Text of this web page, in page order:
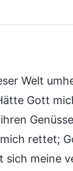
Welt
Gott
rettet;
meine